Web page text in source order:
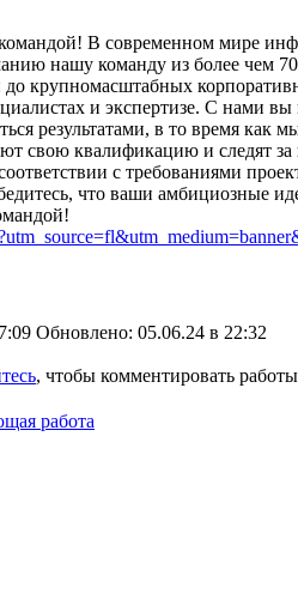
В современном мире
нашу команду из более чем
крупномасштабных
и экспертизе. С нами вы
результатами, в то время
свою квалификацию и следят
с требованиями
что ваши амбициозные
Обновлено: 05.06.24 в 22:32
, чтобы комментировать
работа